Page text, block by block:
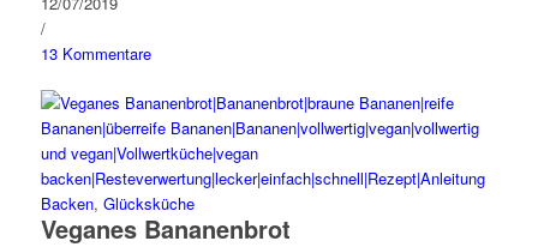
/
13 Kommentare
Backen, Glücksküche
Veganes Bananenbrot